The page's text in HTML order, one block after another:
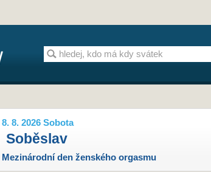
8. 8. 2026 Sobota
Soběslav
Mezinárodní den ženského orgasmu